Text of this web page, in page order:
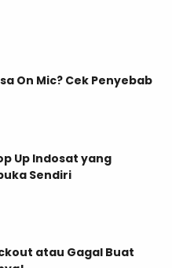
On Mic? Cek Penyebab
Up Indosat yang
Sendiri
atau Gagal Buat